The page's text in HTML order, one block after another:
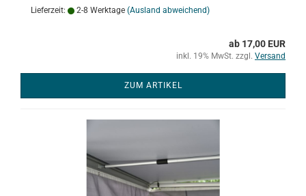
Lieferzeit: 2-8 Werktage (Ausland abweichend)
ab 17,00 EUR
inkl. 19% MwSt. zzgl. Versand
ZUM ARTIKEL